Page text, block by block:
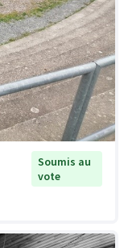
Soumis au
vote